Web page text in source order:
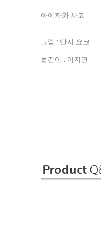
아이자와 사코
그림 : 탄지 요코
옮긴이 : 이지연